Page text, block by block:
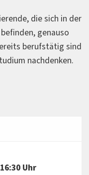
die sich in der
genauso
berufstätig sind
nachdenken.
Uhr